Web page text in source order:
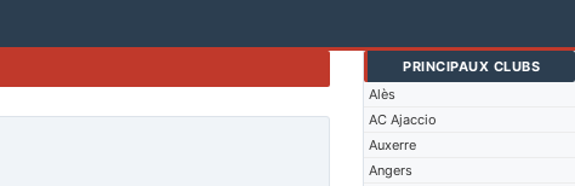
PRINCIPAUX CLUBS
Alès
AC Ajaccio
Auxerre
Angers